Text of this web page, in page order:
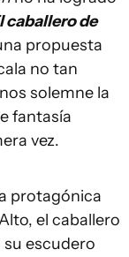
caballero de
propuesta
no tan
solemne la
fantasía
vez.
protagónica
el caballero
escudero